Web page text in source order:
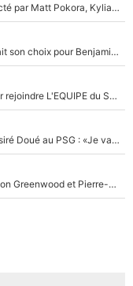
De l'équipe de France à The Voice Kids : Contacté par Matt Pokora, Kylian Mbappé a accepté de jouer un rôle inédit sur TF1 !
La Liga sur beIN Sports c’est terminé, DAZN a fait son choix pour Benjamin Da Silva et Omar Da Fonseca !
Raymond Domenech a posé ses conditions pour rejoindre L'EQUIPE du Soir : Il refuse de faire l'émission avec un autre chroniqueur !
Le transfert de Maghnes Akliouche menace Désiré Doué au PSG : «Je valide à 200%»
«La porte est ouverte pour tout le monde» : Mason Greenwood et Pierre-Emerick Aubameyang ont quitté l'OM, Amine Gouiri balance sur la suite du mercato et sur la réaction du vestiaire !